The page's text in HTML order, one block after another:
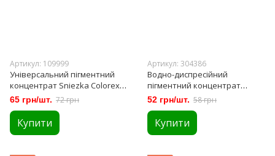
Артикул: 109999
Універсальний пігментний
концентрат Sniezka Colorex
40 світлозелений 100 мл
(109999)
65 грн/шт. 72 грн
Купити
Артикул: 304386
Водно-диспресійний
пігментний концентрат
Farbex Color №01 Лайм 100мл
(304386)
52 грн/шт. 58 грн
Купити